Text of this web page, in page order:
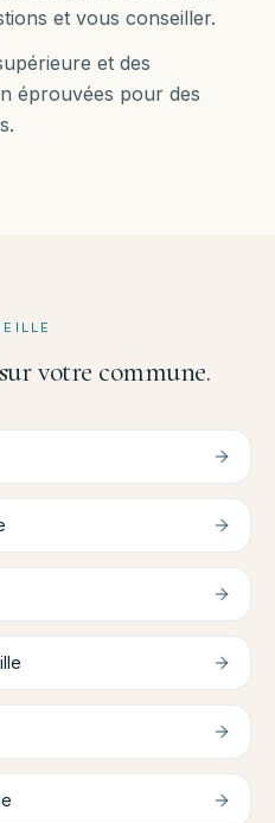
et vous conseiller.
et des
éprouvées pour des
votre commune.